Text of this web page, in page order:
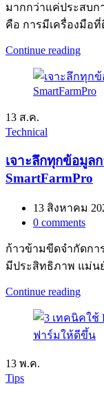
มากกว่าแค่ประสบก
คือ การมีเครื่องมือที่
Continue reading
13 ส.ค.
Technical
เจาะลึกทุกข้อมูล
SmartFarmPro
13 สิงหาคม
0 comments
ก้าวข้ามขีดจำกัดกา
มีประสิทธิภาพ แม่น
Continue reading
13 พ.ค.
Tips